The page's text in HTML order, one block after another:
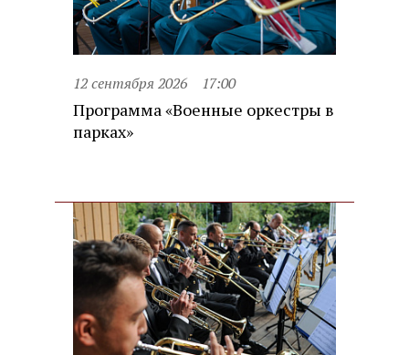
12 сентября 2026 17:00
Программа «Военные оркестры в
парках»